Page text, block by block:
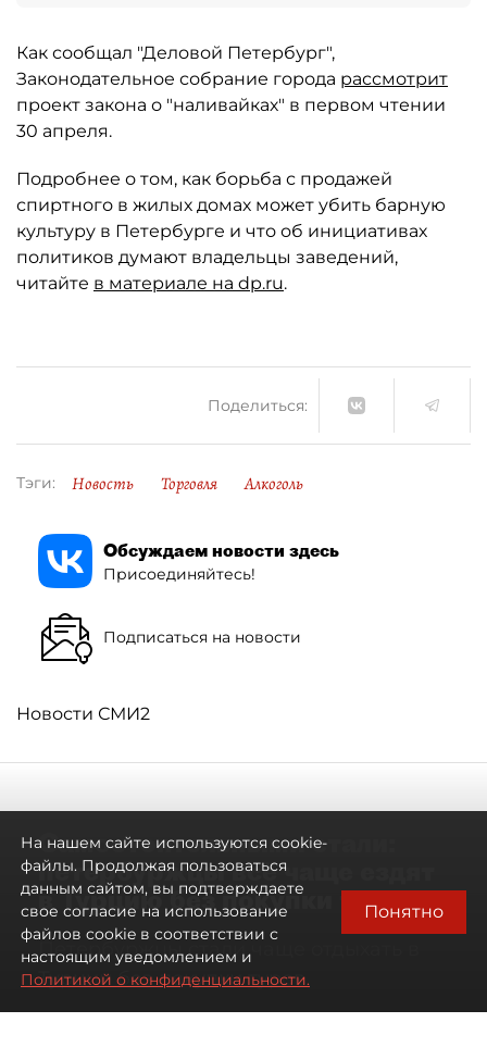
Как сообщал "Деловой Петербург",
Законодательное собрание города рассмотрит
проект закона о "наливайках" в первом чтении
30 апреля.
Подробнее о том, как борьба с продажей
спиртного в жилых домах может убить барную
культуру в Петербурге и что об инициативах
политиков думают владельцы заведений,
читайте в материале на dp.ru.
Поделиться:
Тэги: Новость Торговля Алкоголь
Обсуждаем новости здесь
Присоединяйтесь!
Подписаться на новости
Новости СМИ2
Самостоятельными стали:
петербуржцы всё чаще ездят
в Турцию без покупки туров
Петербуржцы стали чаще отдыхать в
Турции без покупки туров
На нашем сайте используются cookie-
файлы. Продолжая пользоваться
данным сайтом, вы подтверждаете
свое согласие на использование
файлов cookie в соответствии с
настоящим уведомлением и
Политикой о конфиденциальности.
Понятно